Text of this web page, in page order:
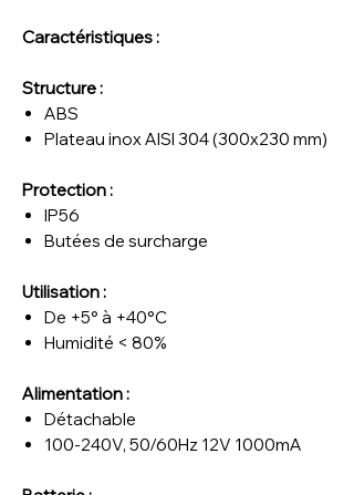
Caractéristiques :
Structure :
ABS
Plateau inox AISI 304 (300x230 mm)
Protection :
IP56
Butées de surcharge
Utilisation :
De +5° à +40°C
Humidité < 80%
Alimentation :
Détachable
100-240V, 50/60Hz 12V 1000mA